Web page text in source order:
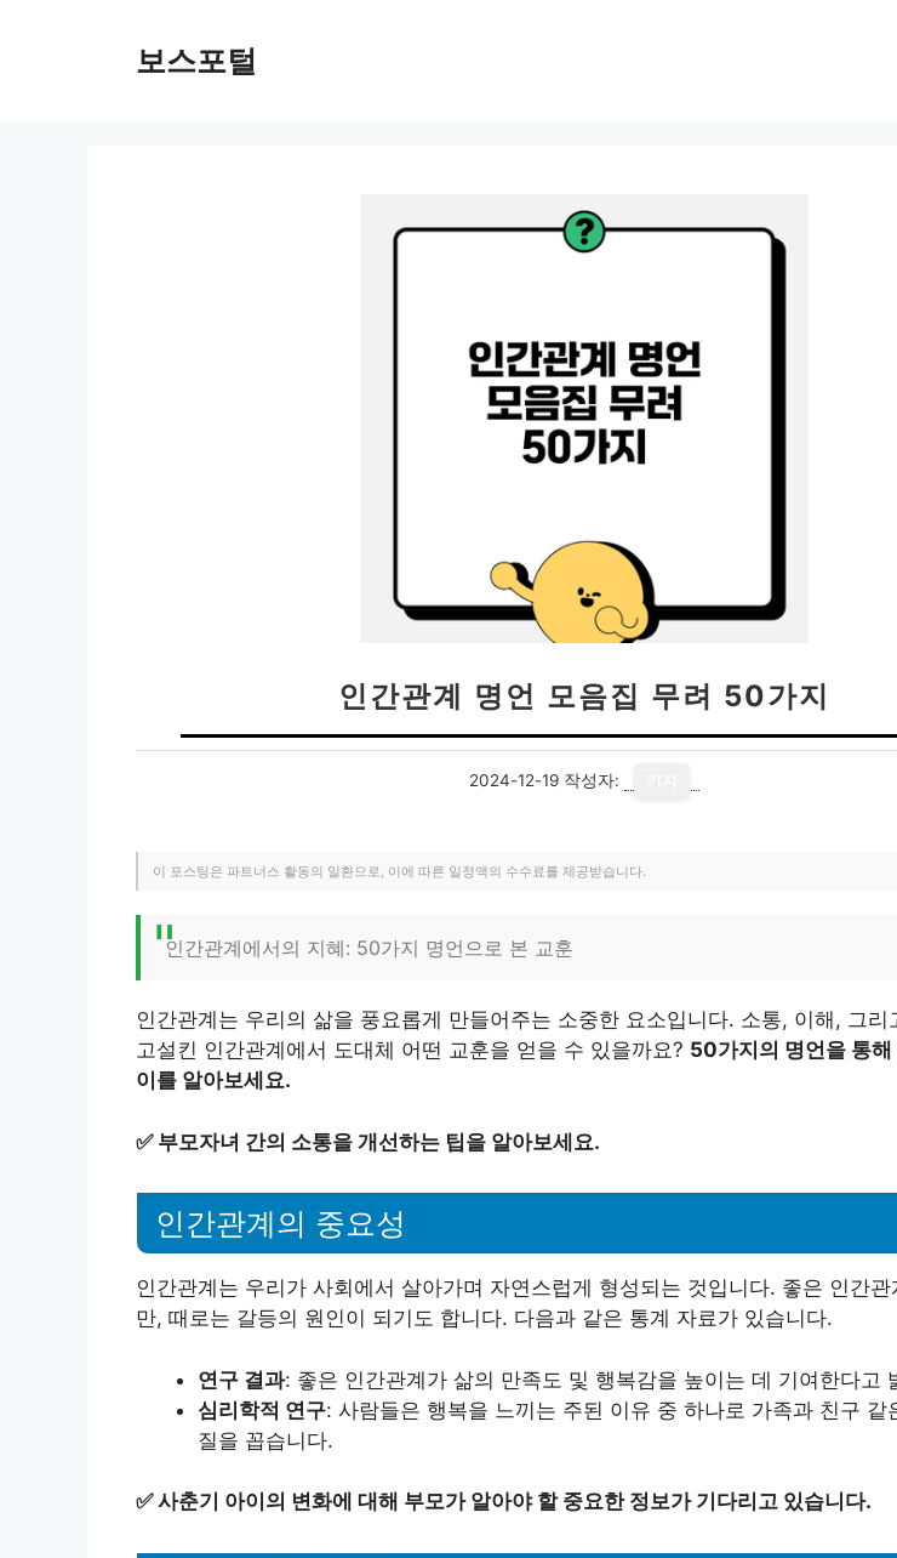
보스포털
인간관계 명언 모음집 무려 50가지
2024-12-19 작성자:
이 포스팅은 파트너스 활동의 일환으로, 이에 따른 일정액의 수수료를 제공받습니다.
인간관계에서의 지혜: 50가지 명언으로 본 교훈
인간관계는 우리의 삶을 풍요롭게 만들어주는 소중한 요소입니다. 소통, 이해, 그리
고설킨 인간관계에서 도대체 어떤 교훈을 얻을 수 있을까요? 50가지의 명언을 통해
이를 알아보세요.
✅ 부모자녀 간의 소통을 개선하는 팁을 알아보세요.
인간관계의 중요성
인간관계는 우리가 사회에서 살아가며 자연스럽게 형성되는 것입니다. 좋은 인간관
만, 때로는 갈등의 원인이 되기도 합니다. 다음과 같은 통계 자료가 있습니다.
연구 결과: 좋은 인간관계가 삶의 만족도 및 행복감을 높이는 데 기여한다고
심리학적 연구: 사람들은 행복을 느끼는 주된 이유 중 하나로 가족과 친구 같
질을 꼽습니다.
✅사춘기 아이의 변화에 대해 부모가 알아야 할 중요한 정보가 기다리고 있습니다.